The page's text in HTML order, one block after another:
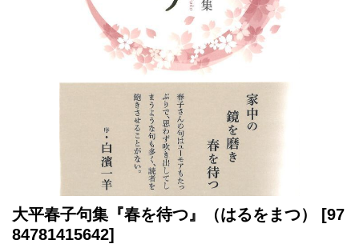
大平春子句集『春を待つ』（はるをまつ） [97
84781415642]